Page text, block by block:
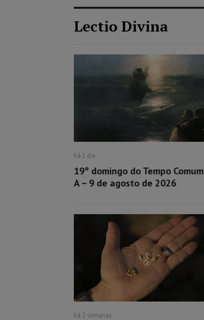
Lectio Divina
há 1 dia
19º domingo do Tempo
A – 9 de agosto de 2026
há 2 semanas